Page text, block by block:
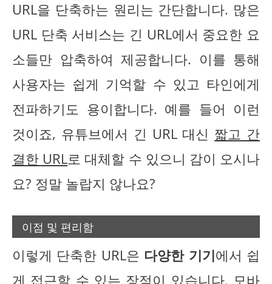
URL을 단축하는 원리는 간단합니다. 많은
URL 단축 서비스는 긴 URL에서 중요한 요
소들만 압축하여 제공합니다. 이를 통해
사용자는 쉽게 기억할 수 있고 타인에게
전파하기도 용이합니다. 예를 들어 이런
것이죠, 유튜브에서 긴 URL 대신 짧고 간
결한 URL로 대체할 수 있으니 감이 오시나
요? 정말 놀랍지 않나요?
이점 및 편리함
이렇게 단축한 URL은 다양한 기기에서 쉽
게 접근할 수 있는 장점이 있습니다. 모바